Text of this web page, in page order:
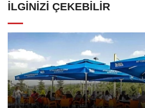
İLGINIZI ÇEKEBILIR